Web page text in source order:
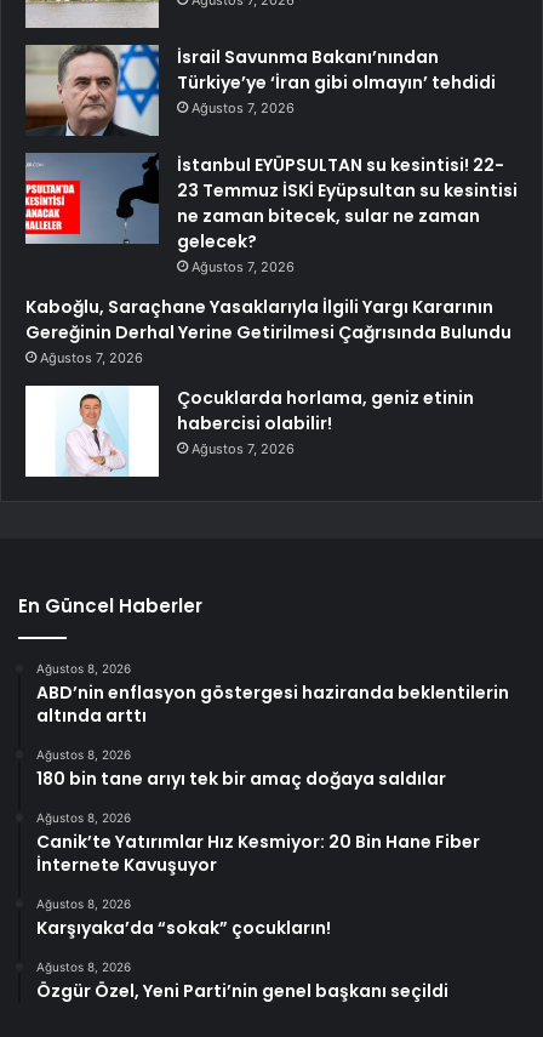
İsrail Savunma Bakanı’nından
Türkiye’ye ‘İran gibi olmayın’ tehdidi
Ağustos 7, 2026
İstanbul EYÜPSULTAN su kesintisi! 22-
23 Temmuz İSKİ Eyüpsultan su kesintisi
ne zaman bitecek, sular ne zaman
gelecek?
Ağustos 7, 2026
Kaboğlu, Saraçhane Yasaklarıyla İlgili Yargı Kararının
Gereğinin Derhal Yerine Getirilmesi Çağrısında Bulundu
Ağustos 7, 2026
Çocuklarda horlama, geniz etinin
habercisi olabilir!
Ağustos 7, 2026
En Güncel Haberler
Ağustos 8, 2026
ABD’nin enflasyon göstergesi haziranda beklentilerin
altında arttı
Ağustos 8, 2026
180 bin tane arıyı tek bir amaç doğaya saldılar
Ağustos 8, 2026
Canik’te Yatırımlar Hız Kesmiyor: 20 Bin Hane Fiber
İnternete Kavuşuyor
Ağustos 8, 2026
Karşıyaka’da “sokak” çocukların!
Ağustos 8, 2026
Özgür Özel, Yeni Parti’nin genel başkanı seçildi